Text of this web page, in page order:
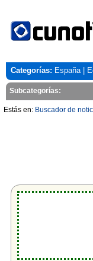
Categorías: España|
Subcategorías:
Estás en: Buscador de